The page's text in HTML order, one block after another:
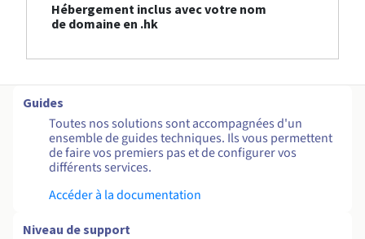
Hébergement inclus avec votre nom
de domaine en .hk
Guides
Toutes nos solutions sont accompagnées d'un
ensemble de guides techniques. Ils vous permettent
de faire vos premiers pas et de configurer vos
différents services.
Accéder à la documentation
Niveau de support